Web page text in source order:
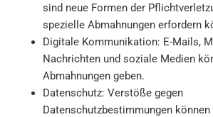
sind neue Formen der
spezielle Abmahnungen erfordern
Digitale Kommunikation: E-Mails,
Nachrichten und soziale Medien
Abmahnungen geben.
Datenschutz: Verstöße gegen
Datenschutzbestimmungen